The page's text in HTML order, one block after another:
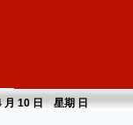
月 10 日 星期日